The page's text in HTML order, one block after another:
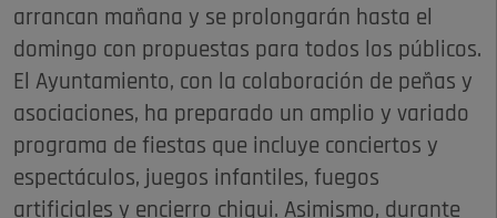
arrancan mañana y se prolongarán hasta el
domingo con propuestas para todos los públicos.
El Ayuntamiento, con la colaboración de peñas y
asociaciones, ha preparado un amplio y variado
programa de fiestas que incluye conciertos y
espectáculos, juegos infantiles, fuegos
artificiales y encierro chiqui. Asimismo, durante